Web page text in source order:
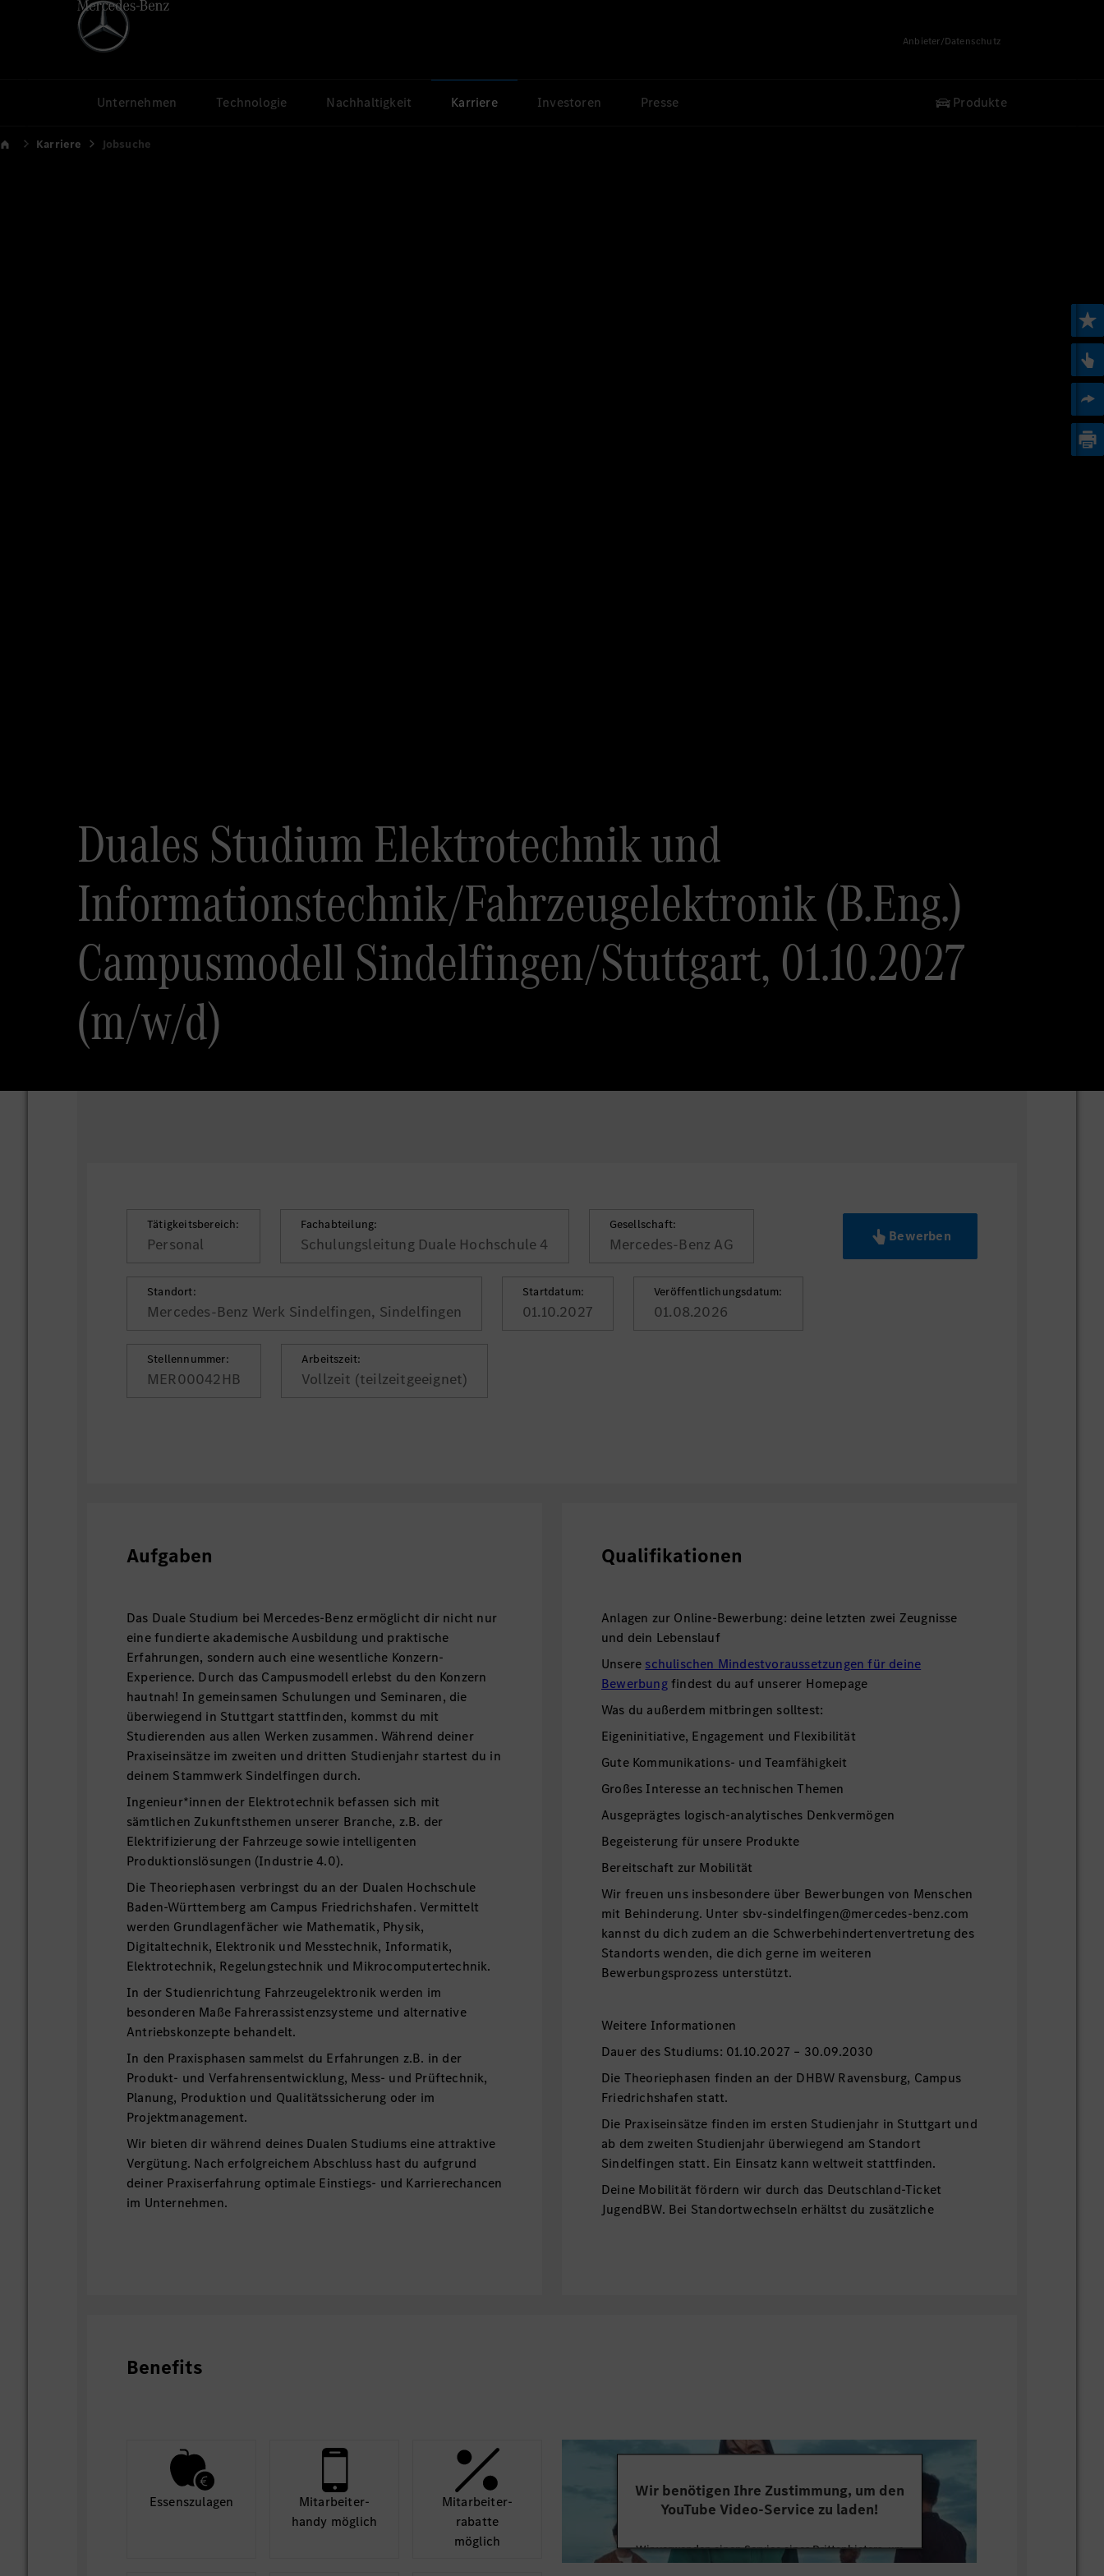
Anbieter/Datenschutz
Unternehmen Technologie Nachhaltigkeit Karriere Investoren Presse Produkte
Karriere Jobsuche
Duales Studium Elektrotechnik und
Informationstechnik/Fahrzeugelektronik (B.Eng.)
Campusmodell Sindelfingen/Stuttgart, 01.10.2027
(m/w/d)
Tätigkeitsbereich:
Personal
Fachabteilung:
Schulungsleitung Duale Hochschule 4
Gesellschaft:
Mercedes-Benz AG
Standort:
Mercedes-Benz Werk Sindelfingen, Sindelfingen
Startdatum:
01.10.2027
Veröffentlichungsdatum:
01.08.2026
Stellennummer:
MER00042HB
Arbeitszeit:
Vollzeit (teilzeitgeeignet)
Bewerben
Aufgaben
Das Duale Studium bei Mercedes-Benz ermöglicht dir nicht nur
eine fundierte akademische Ausbildung und praktische
Erfahrungen, sondern auch eine wesentliche Konzern-
Experience. Durch das Campusmodell erlebst du den Konzern
hautnah! In gemeinsamen Schulungen und Seminaren, die
überwiegend in Stuttgart stattfinden, kommst du mit
Studierenden aus allen Werken zusammen. Während deiner
Praxiseinsätze im zweiten und dritten Studienjahr startest du in
deinem Stammwerk Sindelfingen durch.
Ingenieur*innen der Elektrotechnik befassen sich mit
sämtlichen Zukunftsthemen unserer Branche, z.B. der
Elektrifizierung der Fahrzeuge sowie intelligenten
Produktionslösungen (Industrie 4.0).
Die Theoriephasen verbringst du an der Dualen Hochschule
Baden-Württemberg am Campus Friedrichshafen. Vermittelt
werden Grundlagenfächer wie Mathematik, Physik,
Digitaltechnik, Elektronik und Messtechnik, Informatik,
Elektrotechnik, Regelungstechnik und Mikrocomputertechnik.
In der Studienrichtung Fahrzeugelektronik werden im
besonderen Maße Fahrerassistenzsysteme und alternative
Antriebskonzepte behandelt.
In den Praxisphasen sammelst du Erfahrungen z.B. in der
Produkt- und Verfahrensentwicklung, Mess- und Prüftechnik,
Planung, Produktion und Qualitätssicherung oder im
Projektmanagement.
Wir bieten dir während deines Dualen Studiums eine attraktive
Vergütung. Nach erfolgreichem Abschluss hast du aufgrund
deiner Praxiserfahrung optimale Einstiegs- und Karrierechancen
im Unternehmen.
Qualifikationen
Anlagen zur Online-Bewerbung: deine letzten zwei Zeugnisse
und dein Lebenslauf
Unsere schulischen Mindestvoraussetzungen für deine
Bewerbungfindest du auf unserer Homepage
Was du außerdem mitbringen solltest:
Eigeninitiative, Engagement und Flexibilität
Gute Kommunikations- und Teamfähigkeit
Großes Interesse an technischen Themen
Ausgeprägtes logisch-analytisches Denkvermögen
Begeisterung für unsere Produkte
Bereitschaft zur Mobilität
Wir freuen uns insbesondere über Bewerbungen von Menschen
mit Behinderung. Unter sbv-sindelfingen@mercedes-benz.com
kannst du dich zudem an die Schwerbehindertenvertretung des
Standorts wenden, die dich gerne im weiteren
Bewerbungsprozess unterstützt.
Weitere Informationen
Dauer des Studiums: 01.10.2027 – 30.09.2030
Die Theoriephasen finden an der DHBW Ravensburg, Campus
Friedrichshafen statt.
Die Praxiseinsätze finden im ersten Studienjahr in Stuttgart und
ab dem zweiten Studienjahr überwiegend am Standort
Sindelfingen statt. Ein Einsatz kann weltweit stattfinden.
Deine Mobilität fördern wir durch das Deutschland-Ticket
JugendBW. Bei Standortwechseln erhältst du zusätzliche
Benefits
Essens­zulagen
Mit­arbeiter­
handy möglich
Mit­arbeiter­
rabatte
möglich
Wir benötigen Ihre Zustimmung, um den
YouTube Video-Service zu laden!
Wir verwenden einen Service eines Drittanbieters, um
Videoinhalte einzubetten. Dieser Service kann Daten zu